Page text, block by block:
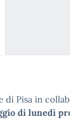
di Pisa in
di lunedì